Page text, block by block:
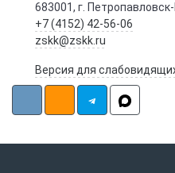
683001, г.
+7 (4152) 42-56-06
zskk@zskk.ru
Версия для